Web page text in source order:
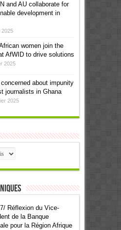
and AU collaborate for
development in
2025
women join the
AfWID to drive solutions
2025
about impunity
journalists in Ghana
2025
Réflexion du Vice-
de la Banque
pour la Région Afrique